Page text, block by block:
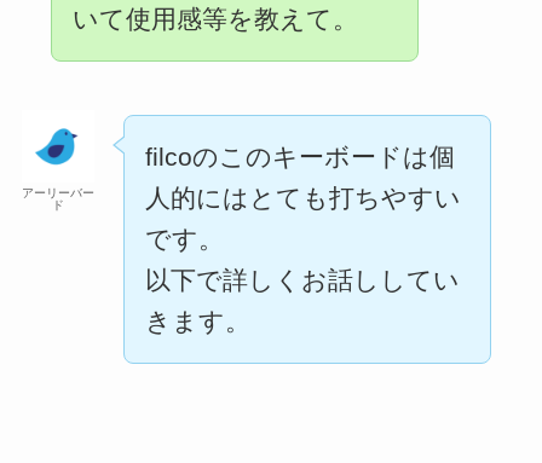
いて使用感等を教えて。
アーリーバー
ド
filcoのこのキーボードは個
人的にはとても打ちやすい
です。
以下で詳しくお話ししてい
きます。